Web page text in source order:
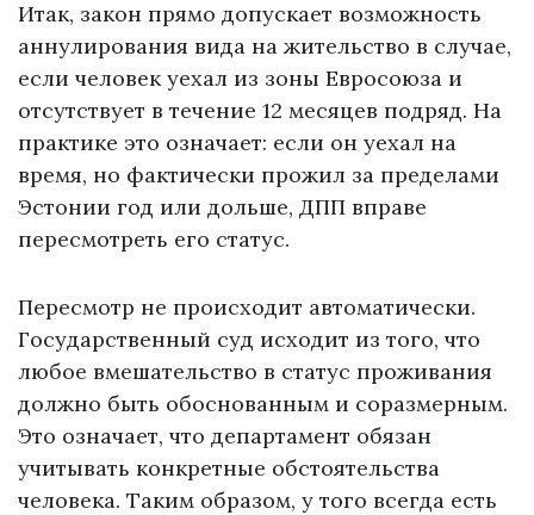
Итак, закон прямо допускает возможность
аннулирования вида на жительство в случае,
если человек уехал из зоны Евросоюза и
отсутствует в течение 12 месяцев подряд. На
практике это означает: если он уехал на
время, но фактически прожил за пределами
Эстонии год или дольше, ДПП вправе
пересмотреть его статус.
Пересмотр не происходит автоматически.
Государственный суд исходит из того, что
любое вмешательство в статус проживания
должно быть обоснованным и соразмерным.
Это означает, что департамент обязан
учитывать конкретные обстоятельства
человека. Таким образом, у того всегда есть